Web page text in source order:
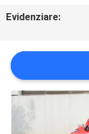
SULLA
PRIVACY
Evidenziare: